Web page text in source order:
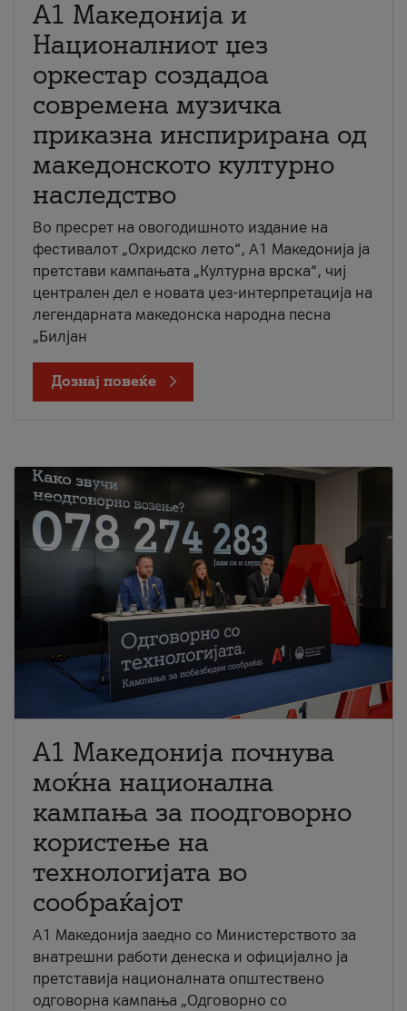
А1 Македонија и
Националниот џез
оркестар создадоа
современа музичка
приказна инспирирана од
македонското културно
наследство
Во пресрет на овогодишното издание на
фестивалот „Охридско лето“, А1 Македонија ја
претстави кампањата „Културна врска“, чиј
централен дел е новата џез-интерпретација на
легендарната македонска народна песна
„Билјан
Дознај повеќе
A1 Македонија почнува
моќна национална
кампања за поодговорно
користење на
технологијата во
сообраќајот
A1 Македонија заедно со Министерството за
внатрешни работи денеска и официјално ја
претставија националната општествено
одговорна кампања „Одговорно со